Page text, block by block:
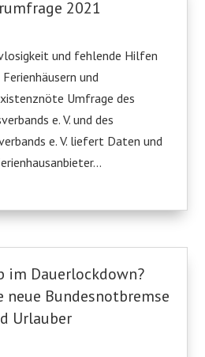
2021
und fehlende Hilfen
und
Umfrage des
e. V. und des
e. V. liefert Daten und
im Dauerlockdown?
neue Bundesnotbremse
Urlauber